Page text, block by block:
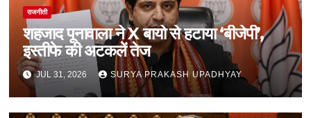
राजनीती
शहजाद पूनावाला ने X बायो से हटाया ‘बीजेपी’,
इस्तीफे की अटकलें तेज
JUL 31, 2026 SURYA PRAKASH UPADHYAY